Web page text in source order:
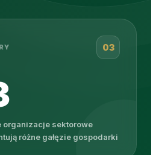
03
organizacje sektorowe
różne gałęzie gospodarki